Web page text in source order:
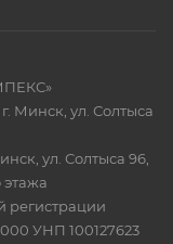
Минск, ул. Солтыса
ул. Солтыса 96,
регистрации
УНП 100127623